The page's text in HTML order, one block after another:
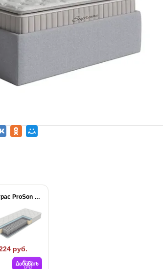
Матрас ProSon Active...
руб.
Добавить